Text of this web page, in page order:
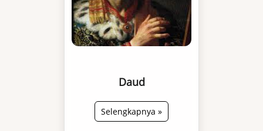
Daud
Selengkapnya »